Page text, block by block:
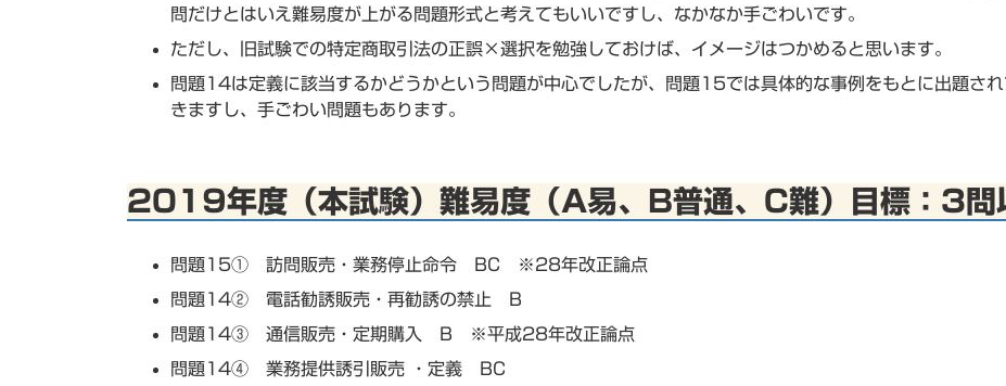
問だけとはいえ難易度が上がる問題形式と考えてもいいですし、なかなか手ごわいです。
ただし、旧試験での特定商取引法の正誤×選択を勉強しておけば、イメージはつかめると思います。
問題14は定義に該当するかどうかという問題が中心でしたが、問題15では具体的な事例をもとに出題さ
きますし、手ごわい問題もあります。
2019年度（本試験）難易度（A易、B普通、C難）目標：3
問題15① 訪問販売・業務停止命令 BC ※28年改正論点
問題14② 電話勧誘販売・再勧誘の禁止 B
問題14③ 通信販売・定期購入 B ※平成28年改正論点
問題14④ 業務提供誘引販売 ・定義 BC